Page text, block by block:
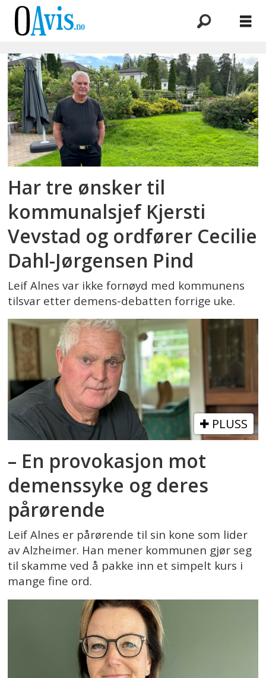
Emne:
demensvennlig
samfunn
Har tre ønsker til
kommunalsjef Kjersti
Vevstad og ordfører Cecilie
Dahl-Jørgensen Pind
Leif Alnes var ikke fornøyd med kommunens
tilsvar etter demens-debatten forrige uke.
PLUSS
– En provokasjon mot
demenssyke og deres
pårørende
Leif Alnes er pårørende til sin kone som lider
av Alzheimer. Han mener kommunen gjør seg
til skamme ved å pakke inn et simpelt kurs i
mange fine ord.